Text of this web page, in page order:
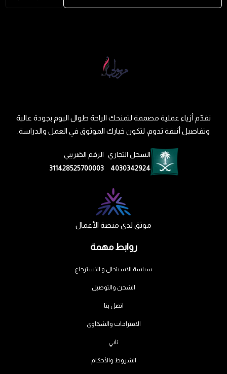
روابط مهمة
سياسة الاسبتدال و الاسترجاع
الشحن والتوصيل
اتصل بنا
الاقتراحات والشكاوى
تابي
الشروط والأحكام
نقدّم أزياء عملية مصممة لتمنحك الراحة طوال اليوم بجودة عالية
وتفاصيل أنيقة تدوم، لتكون خيارك الموثوق في العمل والدراسة.
السجل التجاري
4030342924
الرقم الضريبي
311428525700003
موثق لدى منصة الأعمال